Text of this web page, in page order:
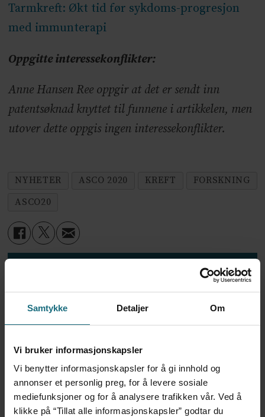
Samtykke Detaljer Om
Vi bruker informasjonskapsler
Vi benytter informasjonskapsler for å gi innhold og
annonser et personlig preg, for å levere sosiale
mediefunksjoner og for å analysere trafikken vår. Ved å
klikke på “Tillat alle informasjonskapsler” godtar du
Tarmkreft: Økt tid før sykdoms-progresjon
med immunterapi
Oppgitte interessekonflikter:
Anne Hansen Ree oppgir at det er sendt inn
patentsøknad knyttet til funnene i artikkelen, men
utover dette oppgis ingen interessekonflikter.
NYHETER ASCO 2020 KREFT
FORSKNING
ASCO20
Vi trenger en grunnlov for
psykisk helsehjelp
6 dager siden
Flytter oppgaver og
frigjør tid for
helsepersonell: – Det er
helt magisk å være